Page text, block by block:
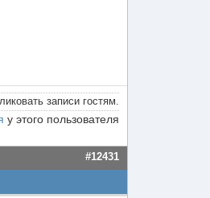
записи гостям.
у этого пользователя
#12431